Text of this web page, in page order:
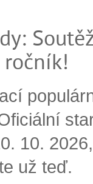
10.
už teď.